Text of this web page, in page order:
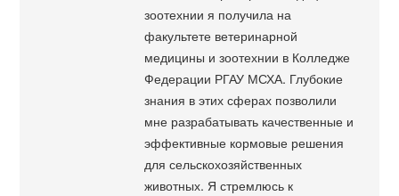
зоотехнии я получила на
факультете ветеринарной
медицины и зоотехнии в Колледже
Федерации РГАУ МСХА. Глубокие
знания в этих сферах позволили
мне разрабатывать качественные и
эффективные кормовые решения
для сельскохозяйственных
животных. Я стремлюсь к